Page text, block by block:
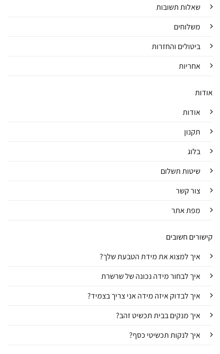
שאלות תשובות
משלוחים
ביטולים והחזרות
אחריות
אודות
אודות
תקנון
בלוג
שיטות תשלום
צור קשר
מפת אתר
קישורים חשובים
איך למצוא את מידת הטבעת שלך?
איך לבחור מידה נכונה של שרשרת
איך לבדוק איזה מידה אני צריך בצמיד?
איך מנקים בבית תכשיט זהב?
איך לנקות תכשיטי כסף?